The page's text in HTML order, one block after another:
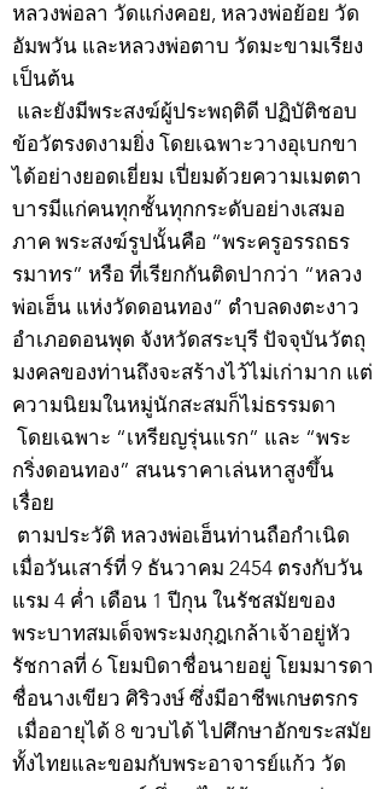
หลวงพ่อลา วัดแก่งคอย, หลวงพ่อย้อย วัด
อัมพวัน และหลวงพ่อตาบ วัดมะขามเรียง
เป็นต้น
และยังมีพระสงฆ์ผู้ประพฤติดี ปฏิบัติชอบ
ข้อวัตรงดงามยิ่ง โดยเฉพาะวางอุเบกขา
ได้อย่างยอดเยี่ยม เปี่ยมด้วยความเมตตา
บารมีแก่คนทุกชั้นทุกกระดับอย่างเสมอ
ภาค พระสงฆ์รูปนั้นคือ “พระครูอรรถธร
รมาทร” หรือ ที่เรียกกันติดปากว่า “หลวง
พ่อเฮ็น แห่งวัดดอนทอง” ตำบลดงตะงาว
อำเภอดอนพุด จังหวัดสระบุรี ปัจจุบันวัตถุ
มงคลของท่านถึงจะสร้างไว้ไม่เก่ามาก แต่
ความนิยมในหมู่นักสะสมก็ไม่ธรรมดา
โดยเฉพาะ “เหรียญรุ่นแรก” และ “พระ
กริ่งดอนทอง” สนนราคาเล่นหาสูงขึ้น
เรื่อย
ตามประวัติ หลวงพ่อเฮ็นท่านถือกำเนิด
เมื่อวันเสาร์ที่ 9 ธันวาคม 2454 ตรงกับวัน
แรม 4 ค่ำ เดือน 1 ปีกุน ในรัชสมัยของ
พระบาทสมเด็จพระมงกุฎเกล้าเจ้าอยู่หัว
รัชกาลที่ 6 โยมบิดาชื่อนายอยู่ โยมมารดา
ชื่อนางเขียว ศิริวงษ์ ซึ่งมีอาชีพเกษตรกร
เมื่ออายุได้ 8 ขวบได้ ไปศึกษาอักขระสมัย
ทั้งไทยและขอมกับพระอาจารย์แก้ว วัด